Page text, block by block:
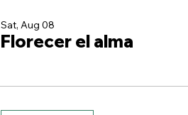
Sat, Aug 08
Florecer el alma